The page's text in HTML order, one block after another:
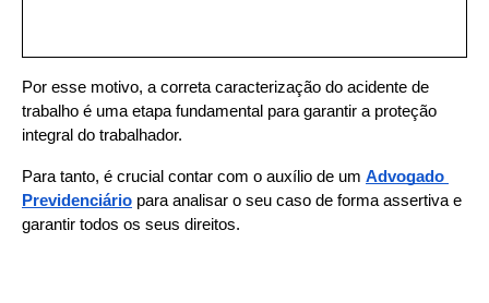
Por esse motivo, a correta caracterização do acidente de
trabalho é uma etapa fundamental para garantir a proteção
integral do trabalhador.
Para tanto, é crucial contar com o auxílio de um Advogado
Previdenciário para analisar o seu caso de forma assertiva e
garantir todos os seus direitos.